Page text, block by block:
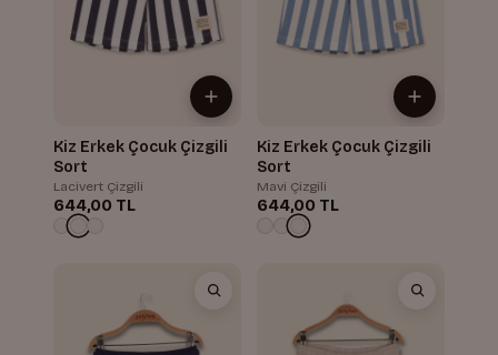
Kiz Erkek Çocuk Çizgili
Sort
Lacivert Çizgili
644,00 TL
Kiz Erkek Çocuk Çizgili
Sort
Mavi Çizgili
644,00 TL